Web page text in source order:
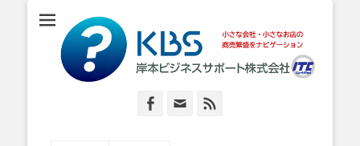
岸本ビジネスサポ
ート株式会社
小さな会社・小さなお店のIT経営をナビゲーション
Facebook
Email